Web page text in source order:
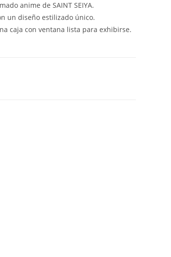
anime de SAINT SEIYA.
un diseño estilizado único.
caja con ventana lista para exhibirse.